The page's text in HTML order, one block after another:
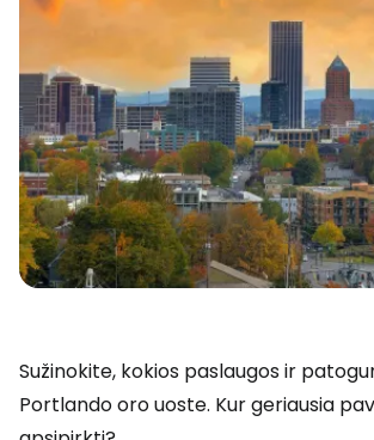
Sužinokite, kokios paslaugos ir
Portlando oro uoste. Kur geriausia